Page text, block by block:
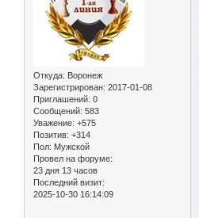
Откуда: Воронеж
Зарегистрирован: 2017-01-08
Приглашений: 0
Сообщений: 583
Уважение: +575
Позитив: +314
Пол: Мужской
Провел на форуме:
23 дня 13 часов
Последний визит:
2025-10-30 16:14:09